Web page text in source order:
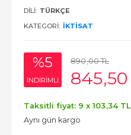
DILI: TÜRKÇE
KATEGORI: İKTISAT
%5
INDIRIMLI
890,00TL
845,50
Taksitli fiyat: 9 x 103,34TL
Aynı gün kargo